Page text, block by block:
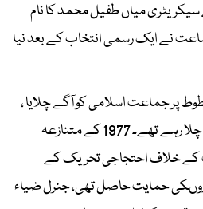
میاں طفیل محمد کا نام
نے ایک رسمی انتخاب کے بعد نیا
پر جماعت اسلامی کو آگے چلایا ،
جن خطوط پر مودودی صاحب چلا رہے تھے۔ 1977 کے متنازعہ
کے خلاف احتجاجی تحریک کے
حمایت حاصل تھی، جنرل ضیاء